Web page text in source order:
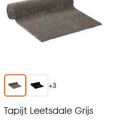
+3
Tapijt Leetsdale Grijs